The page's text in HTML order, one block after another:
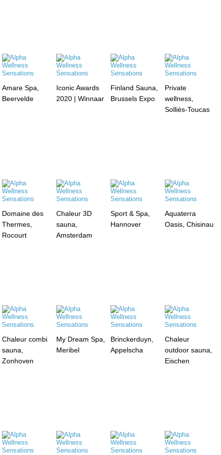
Amare Spa,
Beervelde
Iconic Awards
2020 | Winnaar
Finland Sauna,
Brussels Expo
Private
wellness,
Solliès-Toucas
Domaine des
Thermes,
Rocourt
Chaleur 3D
sauna,
Amsterdam
Sport & Spa,
Hannover
Aquaterra
Oasis, Chisinau
Chaleur combi
sauna,
Zonhoven
My Dream Spa,
Meribel
Brinckerduyn,
Appelscha
Chaleur
outdoor sauna,
Eischen